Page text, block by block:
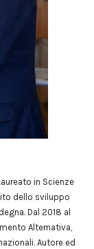
in Scienze
dello sviluppo
Dal 2018 al
Alternativa,
Autore ed